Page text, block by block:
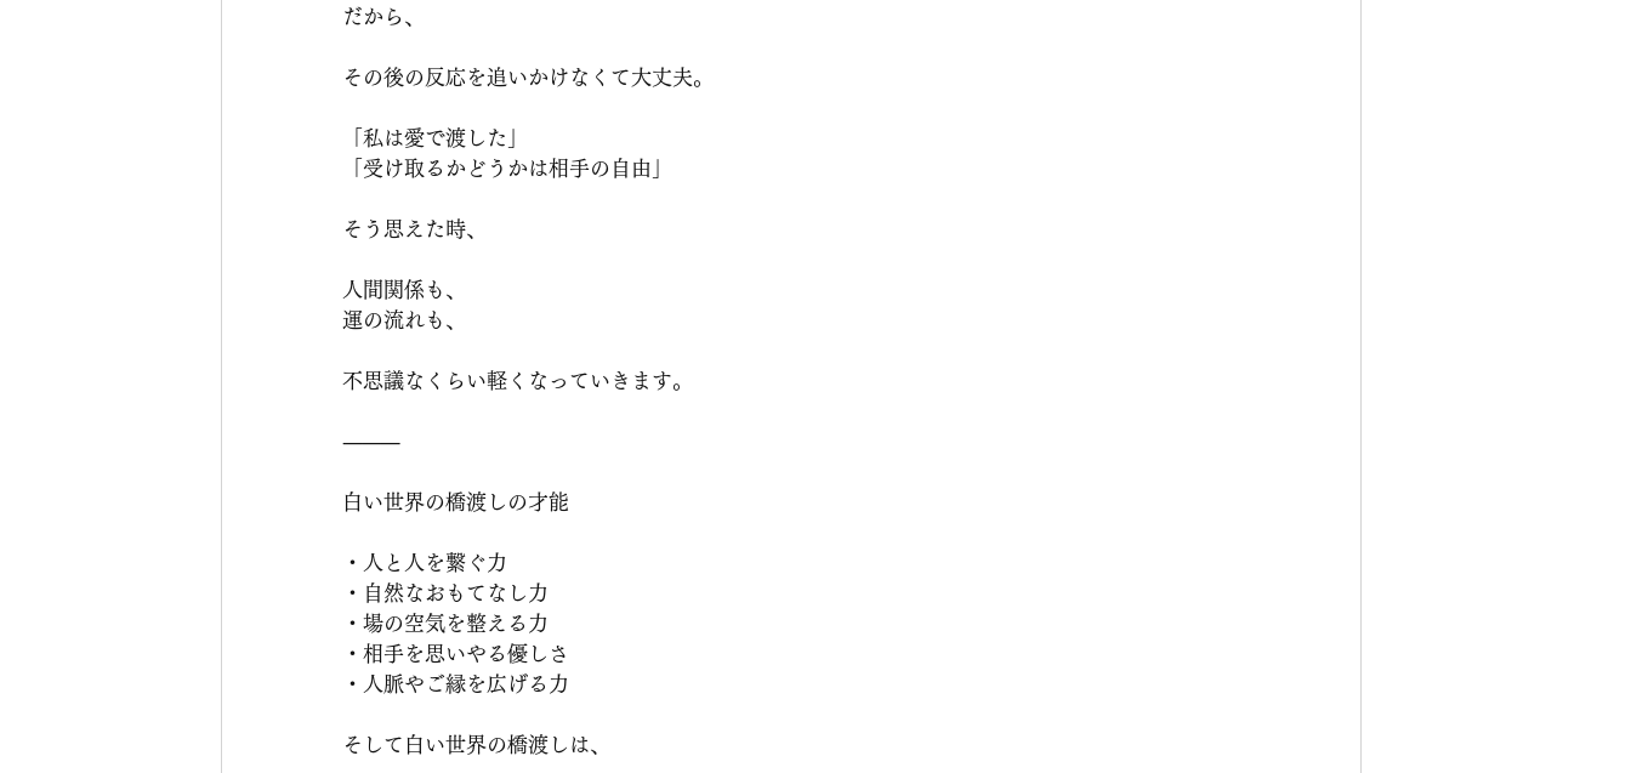
だから、
その後の反応を追いかけなくて大丈夫。
「私は愛で渡した」
「受け取るかどうかは相手の自由」
そう思えた時、
人間関係も、
運の流れも、
不思議なくらい軽くなっていきます。
⸻
白い世界の橋渡しの才能
・人と人を繋ぐ力
・自然なおもてなし力
・場の空気を整える力
・相手を思いやる優しさ
・人脈やご縁を広げる力
そして白い世界の橋渡しは、